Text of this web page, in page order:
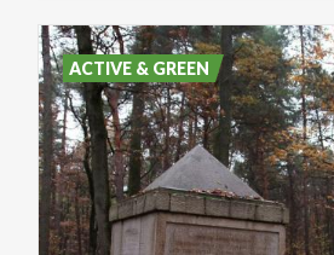
ACTIVE & GREEN